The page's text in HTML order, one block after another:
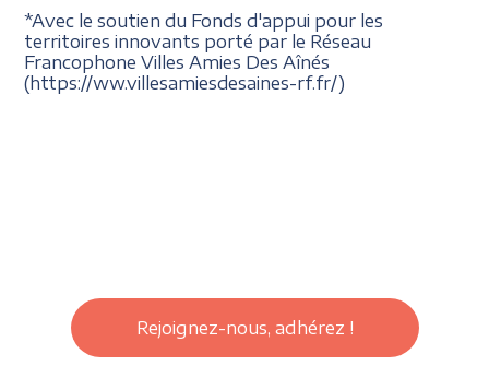
*Avec le soutien du Fonds d'appui pour les
territoires innovants porté par le Réseau
Francophone Villes Amies Des Aînés
(https://ww.villesamiesdesaines-rf.fr/)
Rejoignez-nous, adhérez !